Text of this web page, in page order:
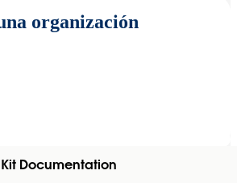
organización
Documentation